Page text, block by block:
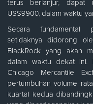
terus berlanjur, dapat
US$9900, dalam waktu
Secara fundamental
setidaknya didorong
BlackRock yang akan
dalam waktu dekat ini.
Chicago Mercantile
pertumbuhan volume
kuartal kedua